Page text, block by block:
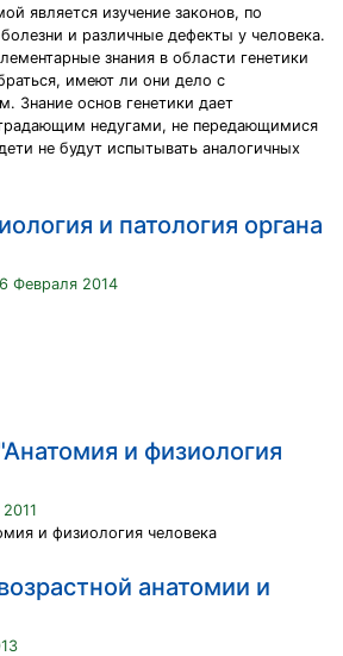
является изучение законов, по
и различные дефекты у человека.
знания в области генетики
имеют ли они дело с
Знание основ генетики дает
недугами, не передающимися
не будут испытывать аналогичных
и патология органа
Февраля 2014
и физиология
и физиология человека
анатомии и